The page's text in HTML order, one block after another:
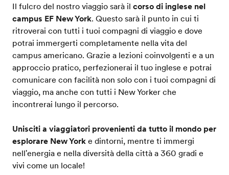
Il fulcro del nostro viaggio sarà il corso di inglese nel
campus EF New York. Questo sarà il punto in cui ti
ritroverai con tutti i tuoi compagni di viaggio e dove
potrai immergerti completamente nella vita del
campus americano. Grazie a lezioni coinvolgenti e a un
approccio pratico, perfezionerai il tuo inglese e potrai
comunicare con facilità non solo con i tuoi compagni di
viaggio, ma anche con tutti i New Yorker che
incontrerai lungo il percorso.
Unisciti a viaggiatori provenienti da tutto il mondo per
esplorare New Yorke dintorni, mentre ti immergi
nell'energia e nella diversità della città a 360 gradi e
vivi come un locale!